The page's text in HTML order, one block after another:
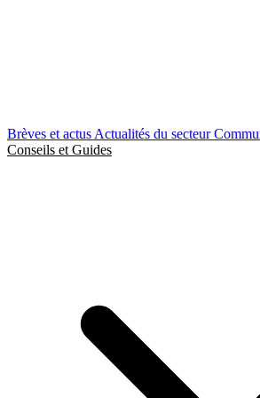
Brèves et actus Actualités du secteur
Conseils et Guides